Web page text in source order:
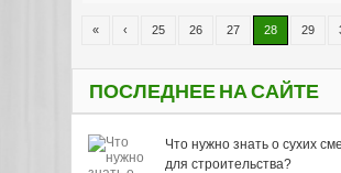
« ‹ 25 26 27 28 29
ПОСЛЕДНЕЕ НА САЙТЕ
Что нужно знать о сухих
для строительства?